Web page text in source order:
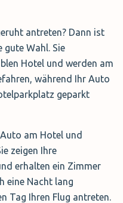
antreten? Dann ist
gute Wahl. Sie
Hotel und werden am
während Ihr Auto
geparkt
am Hotel und
zeigen Ihre
erhalten ein Zimmer
eine Nacht lang
Tag Ihren Flug antreten.